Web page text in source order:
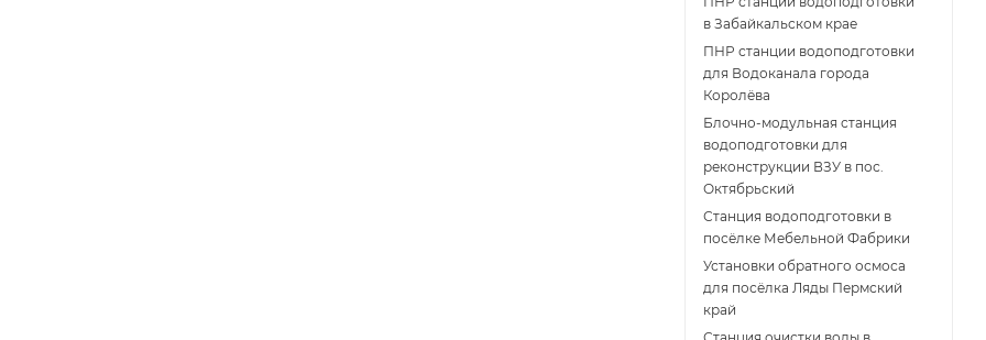
в Забайкальском крае
ПНР станции водоподготовки
для Водоканала города
Королёва
Блочно-модульная станция
водоподготовки для
реконструкции ВЗУ в пос.
Октябрьский
Станция водоподготовки в
посёлке Мебельной Фабрики
Установки обратного осмоса
для посёлка Ляды Пермский
край